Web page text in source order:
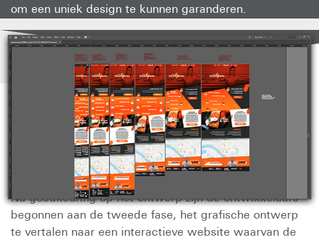
om een uniek design te kunnen garanderen.
Na goedkeuring op het ontwerp zijn de ontwikkelaars
begonnen aan de tweede fase, het grafische ontwerp
te vertalen naar een interactieve website waarvan de